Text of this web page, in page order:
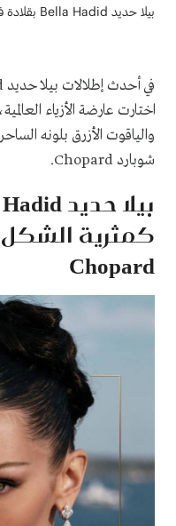
بيلا حديد Bella Hadid بقلادة فارهة من الألماس البرّاق والياقوت الأزرق
اختارت عارضة الأزياء
والياقوت الأزرق بلونه
شوبارد Chopard.
كمثرية الشكل
Chopard